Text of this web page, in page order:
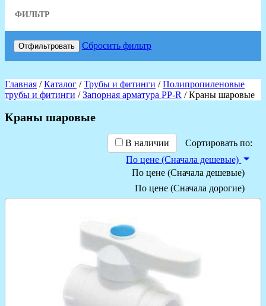
ФИЛЬТР
Отфильтровать Сбросить фильтр
Главная /Каталог /Трубы и фитинги /Полипропиленовые
трубы и фитинги /Запорная арматура PP-R / Краны шаровые
Краны шаровые
В наличии
Сортировать по:
По цене (Сначала дешевые)
По цене (Сначала дешевые)
По цене (Сначала дорогие)